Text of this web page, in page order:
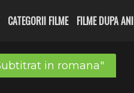
CATEGORII FILME FILME DUPA ANI
in romana"